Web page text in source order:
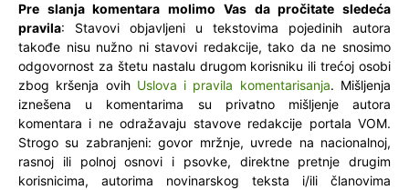
Pre slanja komentara molimo Vas da pročitate sledeća
pravila: Stavovi objavljeni u tekstovima pojedinih autora
takođe nisu nužno ni stavovi redakcije, tako da ne snosimo
odgovornost za štetu nastalu drugom korisniku ili trećoj osobi
zbog kršenja ovih Uslova i pravila komentarisanja. Mišljenja
iznešena u komentarima su privatno mišljenje autora
komentara i ne odražavaju stavove redakcije portala VOM.
Strogo su zabranjeni: govor mržnje, uvrede na nacionalnoj,
rasnoj ili polnoj osnovi i psovke, direktne pretnje drugim
korisnicima, autorima novinarskog teksta i/ili članovima